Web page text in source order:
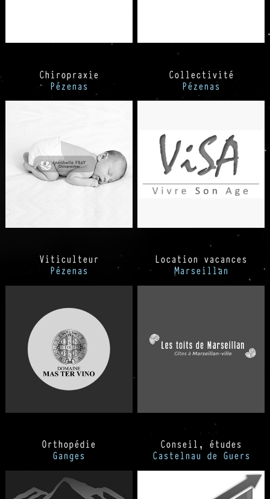
Chiropraxie
Pézenas
Collectivité
Pézenas
Viticulteur
Pézenas
Location vacances
Marseillan
Orthopédie
Ganges
Conseil, études
Castelnau de Guers